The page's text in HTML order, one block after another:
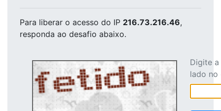
Para liberar o acesso do IP 216.73.216.46,
responda ao desafio abaixo.
Digite
lado no